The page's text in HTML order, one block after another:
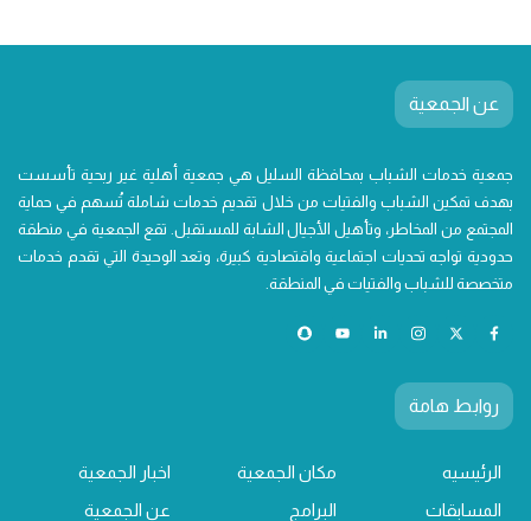
عن الجمعية
جمعية خدمات الشباب بمحافظة السليل هي جمعية أهلية غير ربحية تأسست
بهدف تمكين الشباب والفتيات من خلال تقديم خدمات شاملة تُسهم في حماية
المجتمع من المخاطر، وتأهيل الأجيال الشابة للمستقبل. تقع الجمعية في منطقة
حدودية تواجه تحديات اجتماعية واقتصادية كبيرة، وتعد الوحيدة التي تقدم خدمات
متخصصة للشباب والفتيات في المنطقة.
روابط هامة
الرئيسيه مكان الجمعية
اخبار الجمعية
المسابقات
البرامج
عن الجمعية